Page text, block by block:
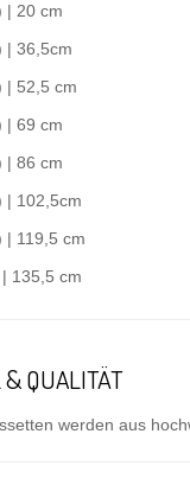
| 20 cm
| 36,5cm
| 52,5 cm
| 69 cm
| 86 cm
| 102,5cm
| 119,5 cm
135,5 cm
QUALITÄT
werden aus